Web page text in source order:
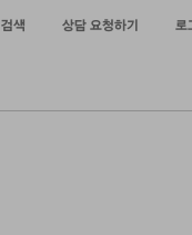
검색 상담 요청하기 로